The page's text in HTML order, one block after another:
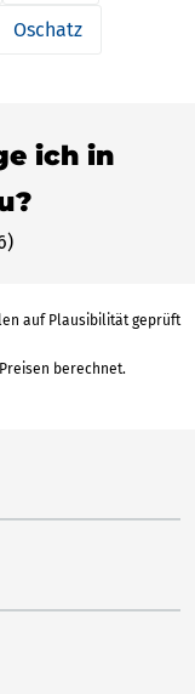
Oschatz
ich in
auf Plausibilität geprüft
berechnet.